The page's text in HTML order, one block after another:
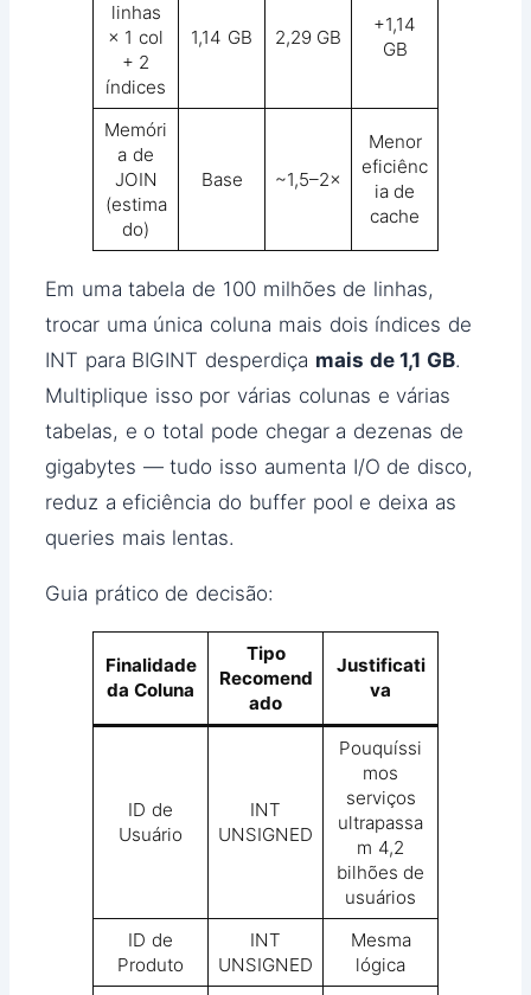
linhas
× 1 col
+ 2
índices
1,14 GB 2,29 GB
+1,14
GB
Memóri
a de
JOIN
(estima
do)
Base ~1,5–2×
Menor
eficiênc
ia de
cache
Em uma tabela de 100 milhões de linhas,
trocar uma única coluna mais dois índices de
INT para BIGINT desperdiça mais de 1,1 GB.
Multiplique isso por várias colunas e várias
tabelas, e o total pode chegar a dezenas de
gigabytes — tudo isso aumenta I/O de disco,
reduz a eficiência do buffer pool e deixa as
queries mais lentas.
Guia prático de decisão:
Finalidade
da Coluna
Tipo
Recomend
ado
Justificati
va
ID de
Usuário
INT
UNSIGNED
Pouquíssi
mos
serviços
ultrapassa
m 4,2
bilhões de
usuários
ID de
Produto
INT
UNSIGNED
Mesma
lógica